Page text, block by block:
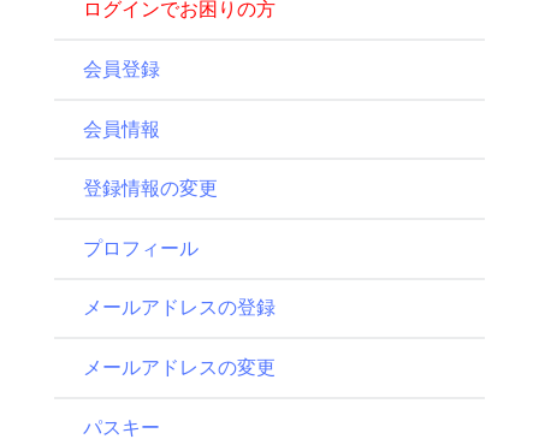
ログインでお困りの方
会員登録
会員情報
登録情報の変更
プロフィール
メールアドレスの登録
メールアドレスの変更
パスキー